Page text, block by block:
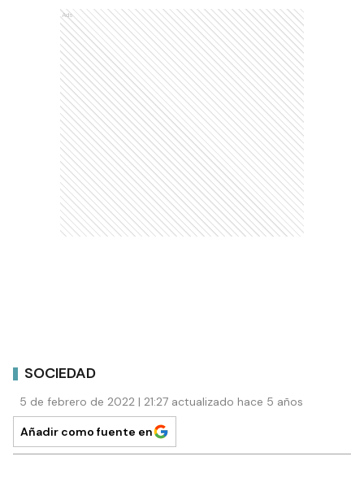
Ads
SOCIEDAD
5 de febrero de 2022 | 21:27 actualizado hace 5 años
Añadir como fuente en